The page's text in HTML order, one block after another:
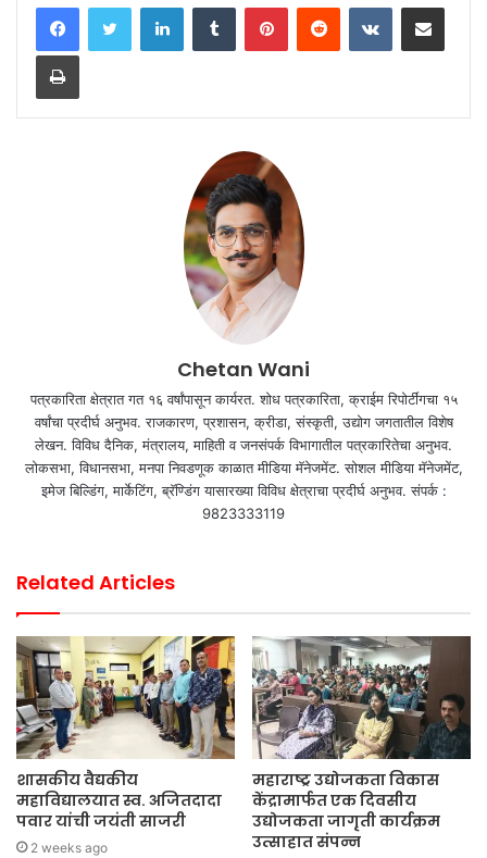
LinkedInTumblr PinterestReddit VKontakteShare via Email
Print
Chetan Wani
पत्रकारिता क्षेत्रात गत १६ वर्षांपासून कार्यरत. शोध पत्रकारिता, क्राईम रिपोर्टींगचा १५
वर्षांचा प्रदीर्घ अनुभव. राजकारण, प्रशासन, क्रीडा, संस्कृती, उद्योग जगतातील विशेष
लेखन. विविध दैनिक, मंत्रालय, माहिती व जनसंपर्क विभागातील पत्रकारितेचा अनुभव.
लोकसभा, विधानसभा, मनपा निवडणूक काळात मीडिया मॅनेजमेंट. सोशल मीडिया मॅनेजमेंट,
इमेज बिल्डिंग, मार्केटिंग, ब्रॅण्डिंग यासारख्या विविध क्षेत्राचा प्रदीर्घ अनुभव. संपर्क :
9823333119
Related Articles
शासकीय वैद्यकीय
महाविद्यालयात स्व. अजितदादा
पवार यांची जयंती साजरी
2 weeks ago
महाराष्ट्र उद्योजकता विकास
केंद्रामार्फत एक दिवसीय
उद्योजकता जागृती कार्यक्रम
उत्साहात संपन्न